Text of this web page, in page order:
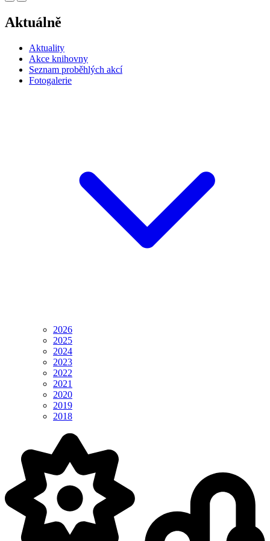
Aktuálně
Aktuality
Akce knihovny
Seznam proběhlých akcí
Fotogalerie
2026
2025
2024
2023
2022
2021
2020
2019
2018